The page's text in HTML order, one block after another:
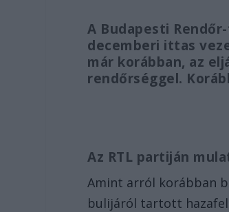
A Budapesti
decemberi ittas
már korábban, az
rendőrséggel.
Az RTL partiján
Amint arról korábban
bulijáról tartott